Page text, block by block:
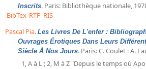
Inscrits. Paris: Bibliothèque nationale,
BibTex RTF RIS
Pascal Pia. Les Livres De L'enfer :
Ouvrages Érotiques Dans Leurs
Siècle À Nos Jours. Paris: C. Coulet : A.
1, A à L ; 2, M à Z "Depuis le temps où